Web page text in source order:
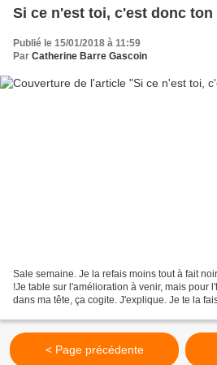
Si ce n'est toi, c'est donc ton
Publié le 15/01/2018 à 11:59
Par Catherine Barre Gascoin
Sale semaine. Je la refais moins tout à fait
!Je table sur l'amélioration à venir, mais pour
dans ma tête, ça cogite. J'explique. Je te la
< Page précédente